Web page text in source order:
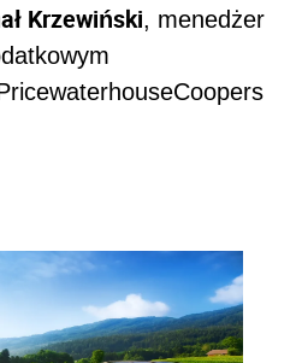
Krzewiński, menedżer